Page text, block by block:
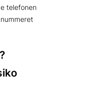
telefonen